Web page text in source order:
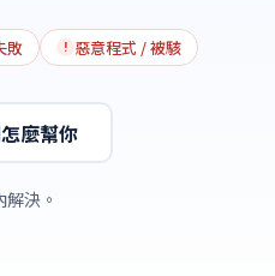
敗 ! 惡意程式 / 被駭
麼幫你
決。